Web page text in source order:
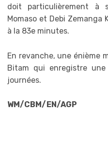
doit particulièrement à
Momaso et Debi
à la 83e minutes.
‎En revanche, une énième
Bitam qui enregistre
journées.
WM/CBM/EN/AGP